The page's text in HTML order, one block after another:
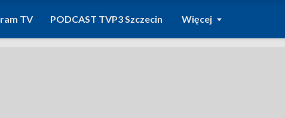
TV PODCAST TVP3 Szczecin Więcej